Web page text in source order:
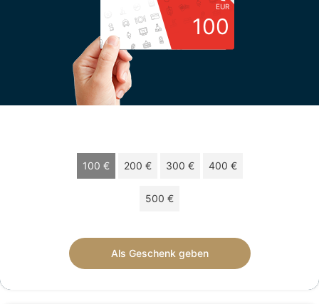
EUR
100
100 € 200 € 300 € 400 €
500 €
Als Geschenk geben